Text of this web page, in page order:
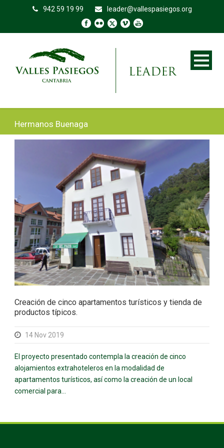
942 59 19 99 leader@vallespasiegos.org
Hermanos Buenaga
Creación de cinco apartamentos turísticos y tienda de
productos típicos.
14 Nov 2019
El proyecto presentado contempla la creación de cinco
alojamientos extrahoteleros en la modalidad de
apartamentos turísticos, así como la creación de un local
comercial para...